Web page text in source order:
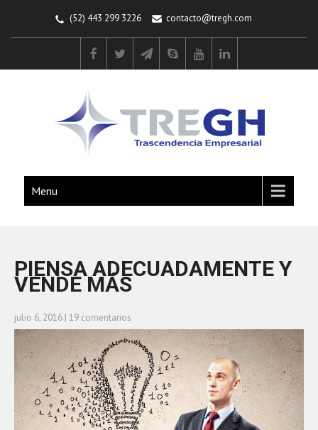
(52) 443 299 3226 contacto@tregh.com
Menu
PIENSA ADECUADAMENTE Y
VENDE MÁS
julio 6, 2016 | 19 comentarios